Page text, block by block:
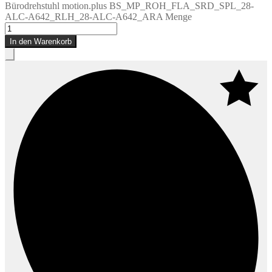
Bürodrehstuhl motion.plus BS_MP_ROH_FLA_SRD_SPL_28-
ALC-A642_RLH_28-ALC-A642_ARA Menge
In den Warenkorb